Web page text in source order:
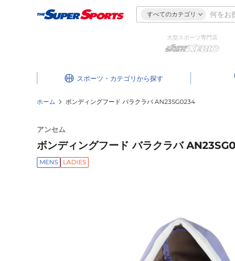
すべてのカテゴリ
大型スポーツ専門店
スポーツ・カテゴリ
ホーム ボンディングフード バラクラバ AN23SG0234
アンセム
ボンディングフード バラクラバ
MENS LADIES